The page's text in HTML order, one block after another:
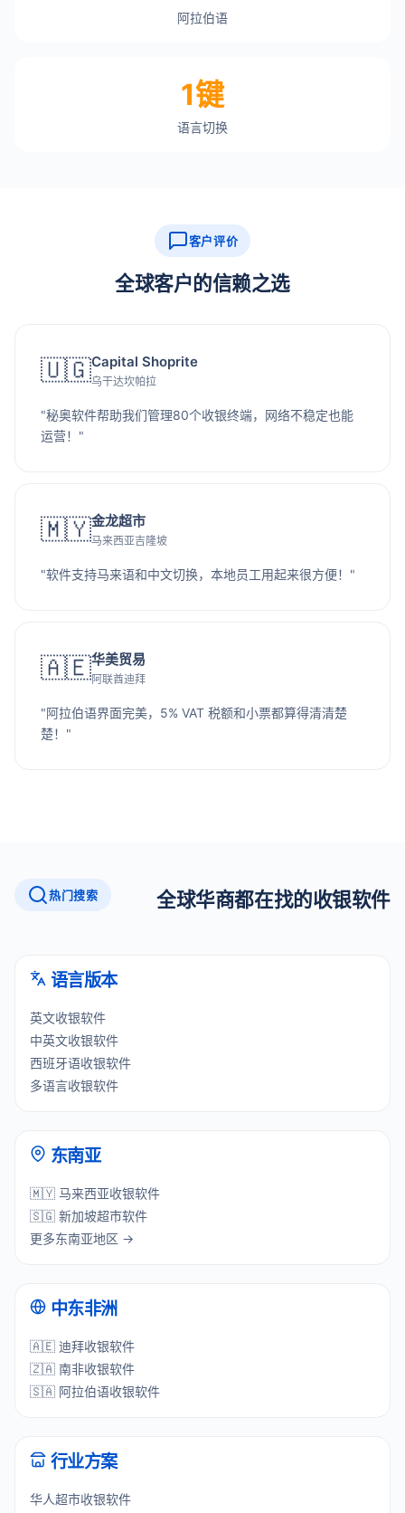
阿拉伯语
1键
语言切换
客户评价
全球客户的信赖之选
🇺🇬Capital Shoprite
乌干达坎帕拉
"秘奥软件帮助我们管理80个收银终端，网络不稳定也能
运营！"
🇲🇾金龙超市
马来西亚吉隆坡
"软件支持马来语和中文切换，本地员工用起来很方便！"
🇦🇪华美贸易
阿联酋迪拜
"阿拉伯语界面完美，5% VAT 税额和小票都算得清清楚
楚！"
热门搜索 全球华商都在找的收银软件
语言版本
英文收银软件
中英文收银软件
西班牙语收银软件
多语言收银软件
东南亚
🇲🇾 马来西亚收银软件
🇸🇬 新加坡超市软件
更多东南亚地区 →
中东非洲
🇦🇪 迪拜收银软件
🇿🇦 南非收银软件
🇸🇦 阿拉伯语收银软件
行业方案
华人超市收银软件